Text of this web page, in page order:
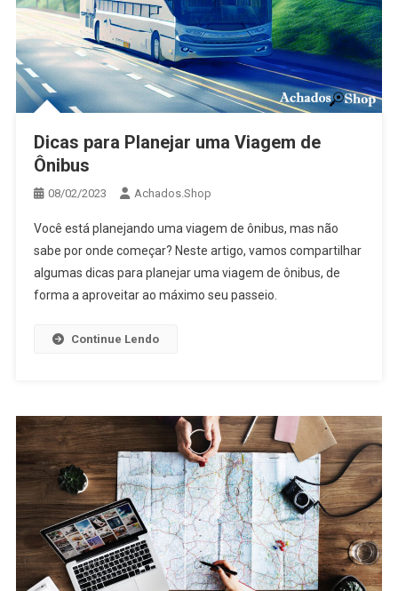
Dicas para Planejar uma Viagem de
Ônibus
08/02/2023 Achados.Shop
Você está planejando uma viagem de ônibus, mas não
sabe por onde começar? Neste artigo, vamos compartilhar
algumas dicas para planejar uma viagem de ônibus, de
forma a aproveitar ao máximo seu passeio.
Continue Lendo